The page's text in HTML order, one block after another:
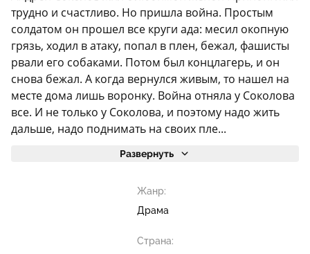
трудно и счастливо. Но пришла война. Простым
солдатом он прошел все круги ада: месил окопную
грязь, ходил в атаку, попал в плен, бежал, фашисты
рвали его собаками. Потом был концлагерь, и он
снова бежал. А когда вернулся живым, то нашел на
месте дома лишь воронку. Война отняла у Соколова
все. И не только у Соколова, и поэтому надо жить
дальше, надо поднимать на своих пле...
Развернуть
Жанр:
Драма
Страна: